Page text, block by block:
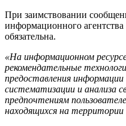
При заимствовании
информационного
обязательна.
«На информационном
рекомендательные
предоставления информации
систематизации и анализа
предпочтениям
находящихся на территории